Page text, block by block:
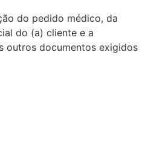
do pedido médico, da
do (a) cliente e a
outros documentos exigidos